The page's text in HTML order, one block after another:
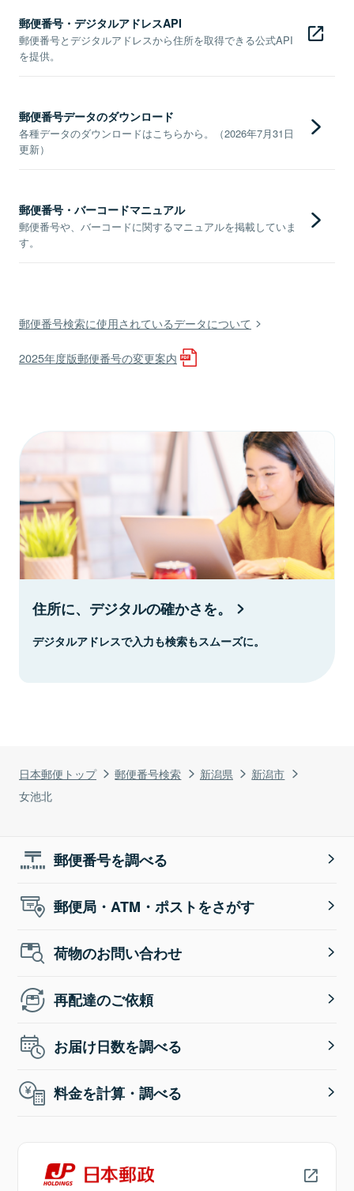
日本郵便トップ 郵便番号検索 新潟県
新潟市
女池北
郵便番号・デジタルアドレスAPI
郵便番号とデジタルアドレスから住所を取得できる公式API
を提供。
郵便番号データのダウンロード
各種データのダウンロードはこちらから。（2026年7月31日
更新）
郵便番号・バーコードマニュアル
郵便番号や、バーコードに関するマニュアルを掲載していま
す。
郵便番号検索に使用されているデータについて
2025年度版郵便番号の変更案内
住所に、デジタルの確かさを。
デジタルアドレスで入力も検索もスムーズに。
郵便番号を調べる
郵便局・ATM・ポストをさがす
荷物のお問い合わせ
再配達のご依頼
お届け日数を調べる
料金を計算・調べる